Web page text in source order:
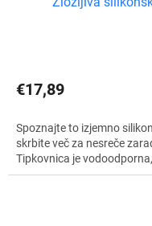
€17,89
Spoznajte to izjemno
skrbite več za nesreče
Tipkovnica je